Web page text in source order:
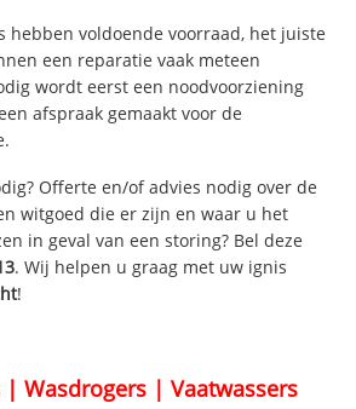
hebben voldoende voorraad, het juiste
een reparatie vaak meteen
wordt eerst een noodvoorziening
afspraak gemaakt voor de
Offerte en/of advies nodig over de
witgoed die er zijn en waar u het
in geval van een storing? Bel deze
. Wij helpen u graag met uw ignis
!
| Wasdrogers | Vaatwassers